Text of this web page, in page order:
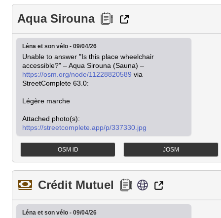
Aqua Sirouna
Léna et son vélo - 09/04/26
Unable to answer "Is this place wheelchair
https://osm.org/node/11228820589 via
StreetComplete 63.0:
Légère marche
https://streetcomplete.app/p/337330.jpg
OSM iD JOSM
Crédit Mutuel
Léna et son vélo - 09/04/26